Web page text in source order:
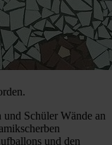
Schüler Wände an
und den